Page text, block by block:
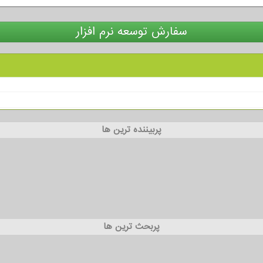
سفارش توسعه نرم افزار
پربیننده ترین ها
پربحث ترین ها